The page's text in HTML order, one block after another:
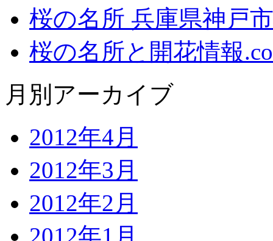
桜の名所 兵庫県神戸市
桜の名所と開花情報
月別アーカイブ
2012年4月
2012年3月
2012年2月